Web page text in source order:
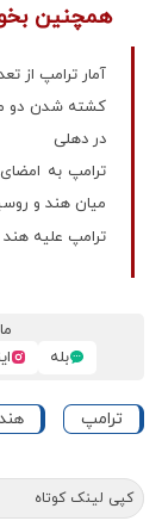
همچنین
آمار ترامپ از
کشته شدن دو
در دهلی
میان هند و
ترامپ علیه هند
بله
ترامپ
کپی لینک کوتاه